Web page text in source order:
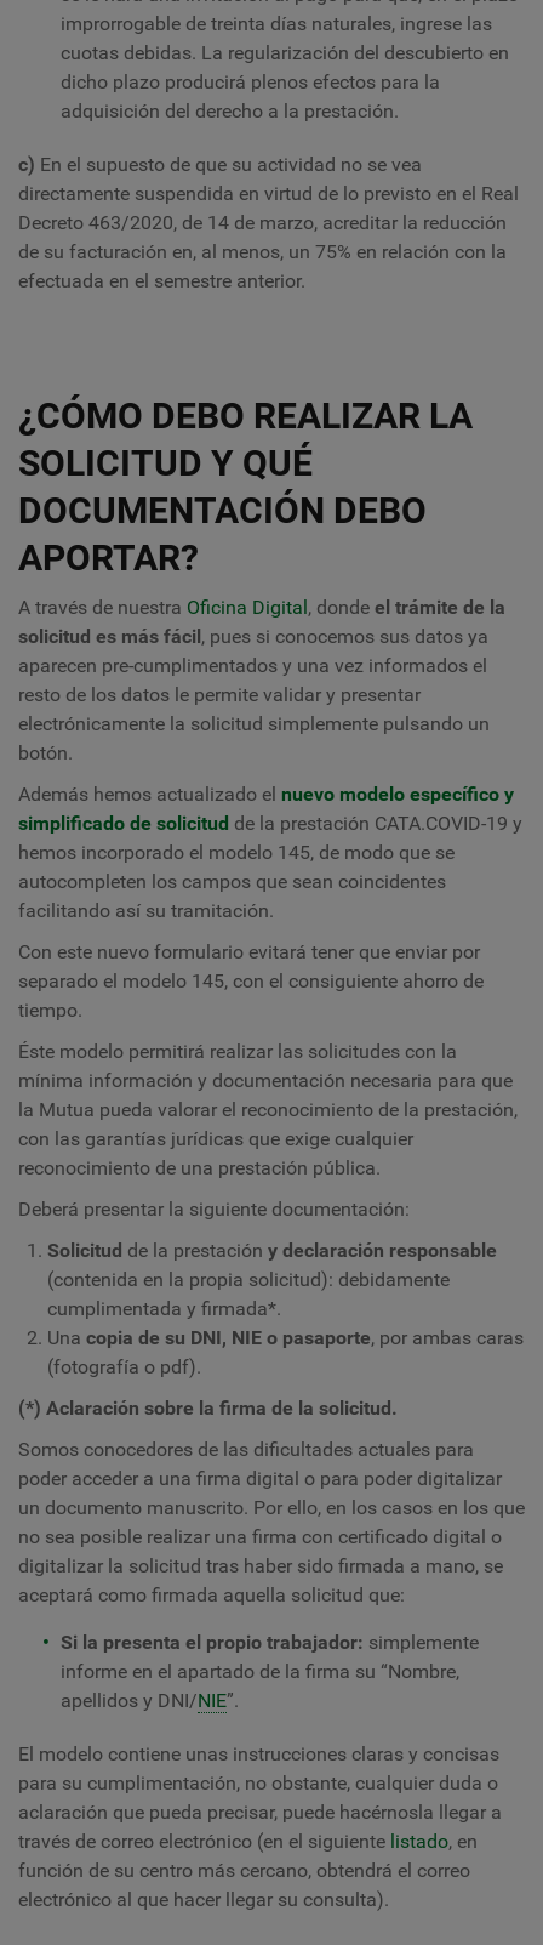
improrrogable de treinta días naturales, ingrese las
cuotas debidas. La regularización del descubierto en
dicho plazo producirá plenos efectos para la
adquisición del derecho a la prestación.
c) En el supuesto de que su actividad no se vea
directamente suspendida en virtud de lo previsto en el Real
Decreto 463/2020, de 14 de marzo, acreditar la reducción
de su facturación en, al menos, un 75% en relación con la
efectuada en el semestre anterior.
¿CÓMO DEBO REALIZAR LA
SOLICITUD Y QUÉ
DOCUMENTACIÓN DEBO
APORTAR?
A través de nuestra Oficina Digital, donde el trámite de la
solicitud es más fácil, pues si conocemos sus datos ya
aparecen pre-cumplimentados y una vez informados el
resto de los datos le permite validar y presentar
electrónicamente la solicitud simplemente pulsando un
botón.
Además hemos actualizado el nuevo modelo específico y
simplificado de solicitud de la prestación CATA.COVID-19 y
hemos incorporado el modelo 145, de modo que se
autocompleten los campos que sean coincidentes
facilitando así su tramitación.
Con este nuevo formulario evitará tener que enviar por
separado el modelo 145, con el consiguiente ahorro de
tiempo.
Éste modelo permitirá realizar las solicitudes con la
mínima información y documentación necesaria para que
la Mutua pueda valorar el reconocimiento de la prestación,
con las garantías jurídicas que exige cualquier
reconocimiento de una prestación pública.
Deberá presentar la siguiente documentación:
Solicitud de la prestación y declaración responsable
(contenida en la propia solicitud): debidamente
cumplimentada y firmada*.
Una copia de su DNI, NIE o pasaporte, por ambas caras
(fotografía o pdf).
(*) Aclaración sobre la firma de la solicitud.
Somos conocedores de las dificultades actuales para
poder acceder a una firma digital o para poder digitalizar
un documento manuscrito. Por ello, en los casos en los que
no sea posible realizar una firma con certificado digital o
digitalizar la solicitud tras haber sido firmada a mano, se
aceptará como firmada aquella solicitud que:
Si la presenta el propio trabajador: simplemente
informe en el apartado de la firma su “Nombre,
apellidos y DNI/NIE”.
El modelo contiene unas instrucciones claras y concisas
para su cumplimentación, no obstante, cualquier duda o
aclaración que pueda precisar, puede hacérnosla llegar a
través de correo electrónico (en el siguiente listado, en
función de su centro más cercano, obtendrá el correo
electrónico al que hacer llegar su consulta).